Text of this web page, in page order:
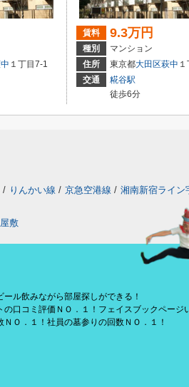
１丁目7-1
賃料 9.3万円
種別
マンション
住所
東京都大田区萩中
交通
糀谷駅
徒歩6分
/ りんかい線 / 京急空港線 / 湘南新宿ライン
敷
ル飲みながら部屋探しができる！
口コミ評価ＮＯ．１！フェイスブックページ
Ｏ．１！社員の墓参りの回数ＮＯ．１！